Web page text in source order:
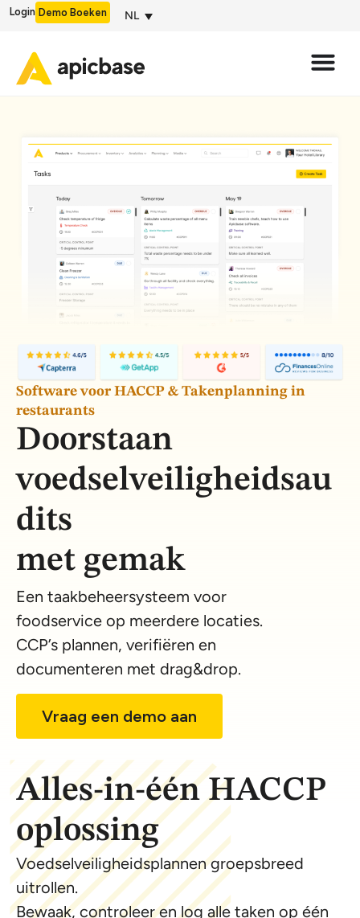
Login Demo Boeken NL
Software voor HACCP & Takenplanning in
restaurants
Doorstaan
voedselveiligheidsau
dits
met gemak
Een taakbeheersysteem voor
foodservice op meerdere locaties.
CCP’s plannen, verifiëren en
documenteren met drag&drop.
Vraag een demo aan
Alles-in-één HACCP
oplossing
Voedselveiligheidsplannen groepsbreed
uitrollen.
Bewaak, controleer en log alle taken op één